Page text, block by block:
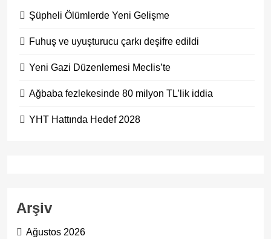
Şüpheli Ölümlerde Yeni Gelişme
Fuhuş ve uyuşturucu çarkı deşifre edildi
Yeni Gazi Düzenlemesi Meclis’te
Ağbaba fezlekesinde 80 milyon TL’lik iddia
YHT Hattında Hedef 2028
Arşiv
Ağustos 2026